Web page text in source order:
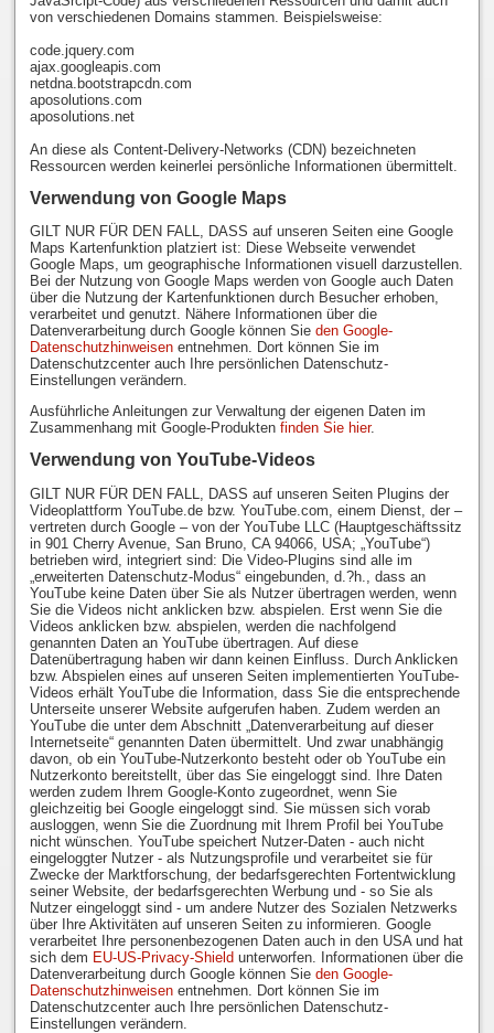
von verschiedenen Domains stammen. Beispielsweise:
code.jquery.com
ajax.googleapis.com
netdna.bootstrapcdn.com
aposolutions.com
aposolutions.net
An diese als Content-Delivery-Networks (CDN) bezeichneten
Ressourcen werden keinerlei persönliche Informationen übermittelt.
Verwendung von Google Maps
GILT NUR FÜR DEN FALL, DASS auf unseren Seiten eine Google
Maps Kartenfunktion platziert ist: Diese Webseite verwendet
Google Maps, um geographische Informationen visuell darzustellen.
Bei der Nutzung von Google Maps werden von Google auch Daten
über die Nutzung der Kartenfunktionen durch Besucher erhoben,
verarbeitet und genutzt. Nähere Informationen über die
Datenverarbeitung durch Google können Sie den Google-
Datenschutzhinweisenentnehmen. Dort können Sie im
Datenschutzcenter auch Ihre persönlichen Datenschutz-
Einstellungen verändern.
Ausführliche Anleitungen zur Verwaltung der eigenen Daten im
Zusammenhang mit Google-Produktenfinden Sie hier.
Verwendung von YouTube-Videos
GILT NUR FÜR DEN FALL, DASS auf unseren Seiten Plugins der
Videoplattform YouTube.de bzw. YouTube.com, einem Dienst, der –
vertreten durch Google – von der YouTube LLC (Hauptgeschäftssitz
in 901 Cherry Avenue, San Bruno, CA 94066, USA; „YouTube“)
betrieben wird, integriert sind: Die Video-Plugins sind alle im
„erweiterten Datenschutz-Modus“ eingebunden, d.?h., dass an
YouTube keine Daten über Sie als Nutzer übertragen werden, wenn
Sie die Videos nicht anklicken bzw. abspielen. Erst wenn Sie die
Videos anklicken bzw. abspielen, werden die nachfolgend
genannten Daten an YouTube übertragen. Auf diese
Datenübertragung haben wir dann keinen Einfluss. Durch Anklicken
bzw. Abspielen eines auf unseren Seiten implementierten YouTube-
Videos erhält YouTube die Information, dass Sie die entsprechende
Unterseite unserer Website aufgerufen haben. Zudem werden an
YouTube die unter dem Abschnitt „Datenverarbeitung auf dieser
Internetseite“ genannten Daten übermittelt. Und zwar unabhängig
davon, ob ein YouTube-Nutzerkonto besteht oder ob YouTube ein
Nutzerkonto bereitstellt, über das Sie eingeloggt sind. Ihre Daten
werden zudem Ihrem Google-Konto zugeordnet, wenn Sie
gleichzeitig bei Google eingeloggt sind. Sie müssen sich vorab
ausloggen, wenn Sie die Zuordnung mit Ihrem Profil bei YouTube
nicht wünschen. YouTube speichert Nutzer-Daten - auch nicht
eingeloggter Nutzer - als Nutzungsprofile und verarbeitet sie für
Zwecke der Marktforschung, der bedarfsgerechten Fortentwicklung
seiner Website, der bedarfsgerechten Werbung und - so Sie als
Nutzer eingeloggt sind - um andere Nutzer des Sozialen Netzwerks
über Ihre Aktivitäten auf unseren Seiten zu informieren. Google
verarbeitet Ihre personenbezogenen Daten auch in den USA und hat
sich dem EU-US-Privacy-Shieldunterworfen. Informationen über die
Datenverarbeitung durch Google können Sie den Google-
Datenschutzhinweisenentnehmen. Dort können Sie im
Datenschutzcenter auch Ihre persönlichen Datenschutz-
Einstellungen verändern.